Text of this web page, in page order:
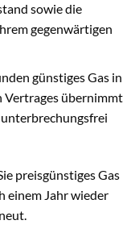
sowie die
gegenwärtigen
günstiges Gas in
Vertrages übernimmt
unterbrechungsfrei
preisgünstiges Gas
einem Jahr wieder